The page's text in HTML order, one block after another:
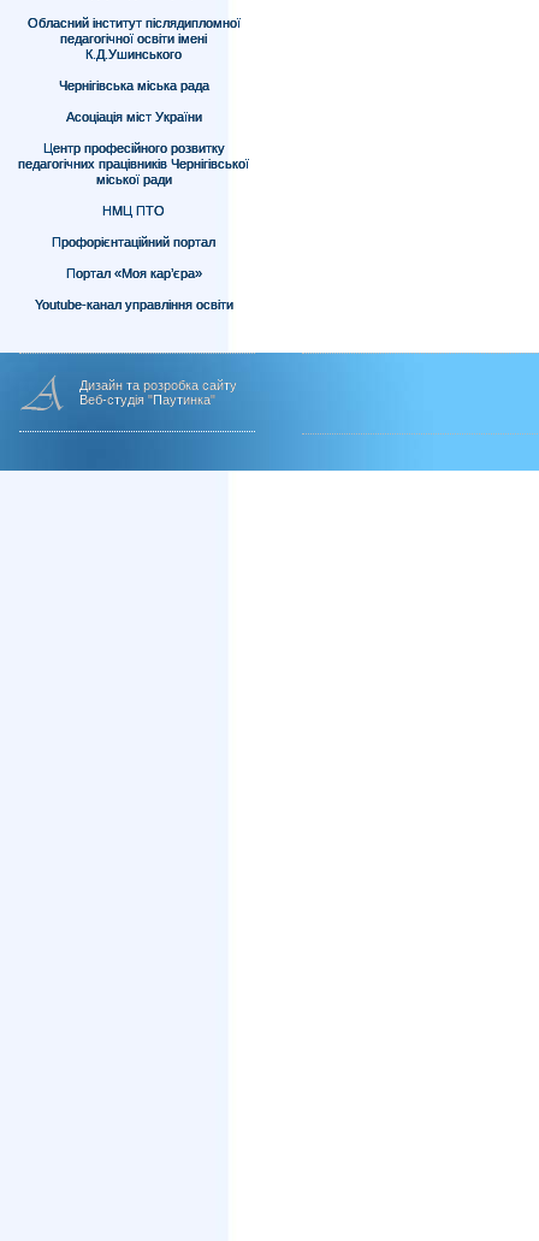
Обласний інститут післядипломної
педагогічної освіти імені
К.Д.Ушинського
Чернігівська міська рада
Асоціація міст України
Центр професійного розвитку
педагогічних працівників Чернігівської
міської ради
НМЦ ПТО
Профорієнтаційний портал
Портал «Моя кар’єра»
Youtube-канал управління освіти
Дизайн та розробка сайту
Веб-студія "Паутинка"